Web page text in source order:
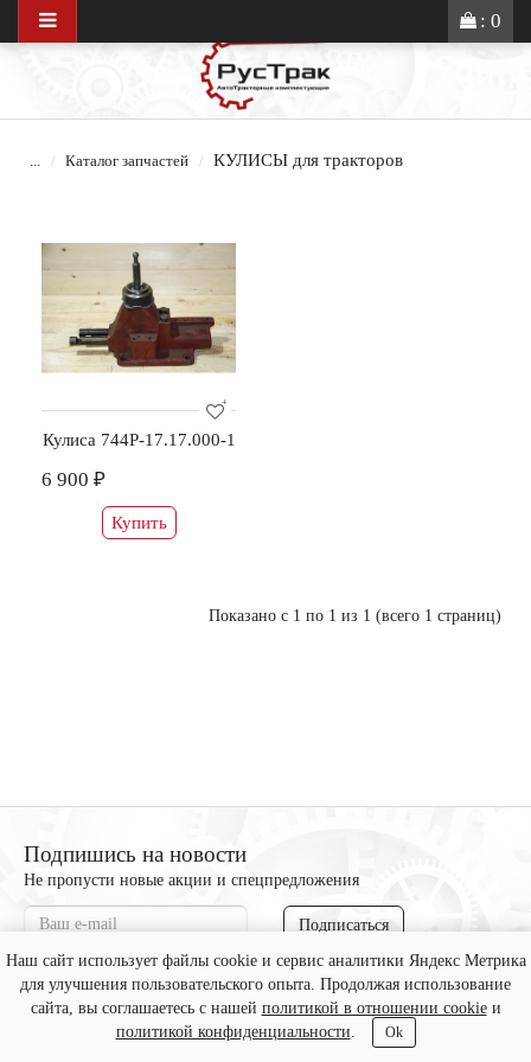
: 0
... Каталог запчастей КУЛИСЫ для тракторов
Кулиса 744Р-17.17.000-1
6 900 ₽
Купить
Показано с 1 по 1 из 1 (всего 1 страниц)
Подпишись на новости
Не пропусти новые акции и спецпредложения
Подписаться
rustrac-spb.ru - «РусТрак» © 2026
Создание и продвижение сайтов«Веб Сервис Онлайн»
Наш сайт использует файлы cookie и сервис аналитики Яндекс Метрика
для улучшения пользовательского опыта. Продолжая использование
сайта, вы соглашаетесь с нашей политикой в отношении cookieи
политикой конфиденциальности. Ok